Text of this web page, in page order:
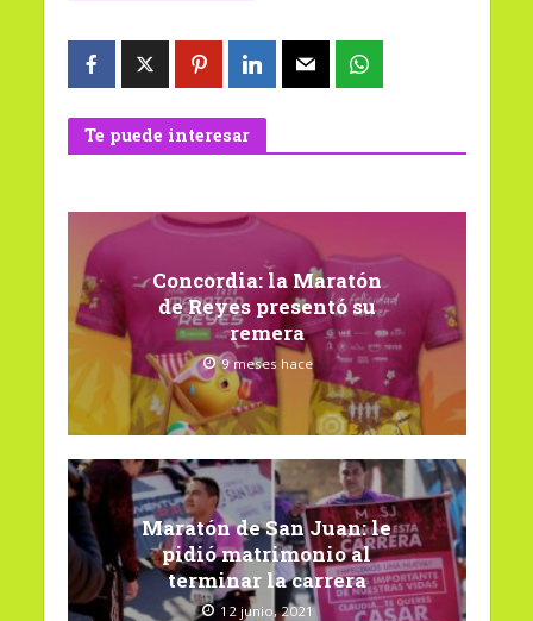
Te puede interesar
Concordia: la Maratón
de Reyes presentó su
remera
9 meses hace
Maratón de San Juan: le
pidió matrimonio al
terminar la carrera
12 junio, 2021